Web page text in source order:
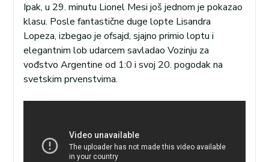
Ipak, u 29. minutu Lionel Mesi još jednom je pokazao
klasu. Posle fantastične duge lopte Lisandra
Lopeza, izbegao je ofsajd, sjajno primio loptu i
elegantnim lob udarcem savladao Vozinju za
vođstvo Argentine od 1:0 i svoj 20. pogodak na
svetskim prvenstvima.